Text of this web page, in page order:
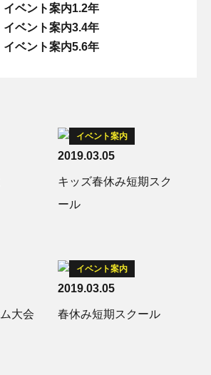
イベント案内1.2年
イベント案内3.4年
イベント案内5.6年
イベント案内
2019.03.05
キッズ春休み短期スク
ール
大会
イベント案内
2019.03.05
春休み短期スクール